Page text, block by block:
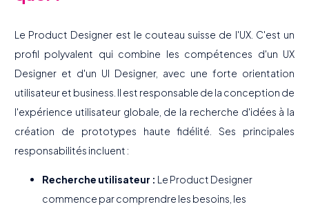
Le Product Designer est le couteau suisse de l'UX. C'est un
profil polyvalent qui combine les compétences d'un UX
Designer et d'un UI Designer, avec une forte orientation
utilisateur et business. Il est responsable de la conception de
l'expérience utilisateur globale, de la recherche d'idées à la
création de prototypes haute fidélité. Ses principales
responsabilités incluent :
Recherche utilisateur : Le Product Designer
commence par comprendre les besoins, les